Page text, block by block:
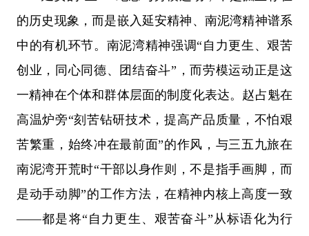
的历史现象，而是嵌入延安精神、南泥湾精神谱系
中的有机环节。南泥湾精神强调“自力更生、艰苦
创业，同心同德、团结奋斗”，而劳模运动正是这
一精神在个体和群体层面的制度化表达。赵占魁在
高温炉旁“刻苦钻研技术，提高产品质量，不怕艰
苦繁重，始终冲在最前面”的作风，与三五九旅在
南泥湾开荒时“干部以身作则，不是指手画脚，而
是动手动脚”的工作方法，在精神内核上高度一致
——都是将“自力更生、艰苦奋斗”从标语化为行